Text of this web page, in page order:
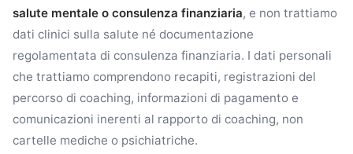
salute mentale o consulenza finanziaria, e non trattiamo
dati clinici sulla salute né documentazione
regolamentata di consulenza finanziaria. I dati personali
che trattiamo comprendono recapiti, registrazioni del
percorso di coaching, informazioni di pagamento e
comunicazioni inerenti al rapporto di coaching, non
cartelle mediche o psichiatriche.